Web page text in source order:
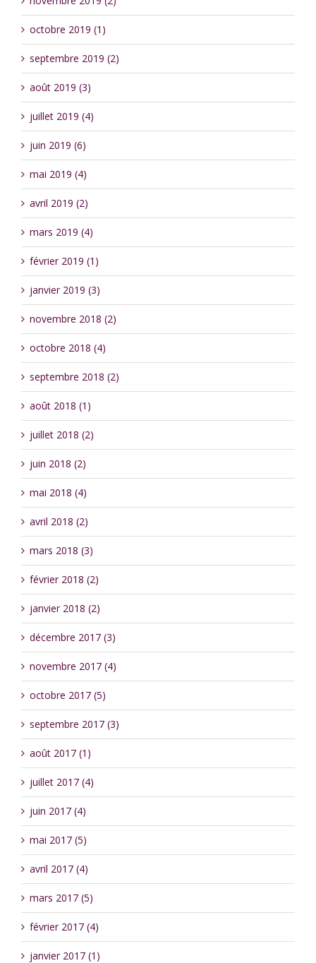
octobre 2019 (1)
septembre 2019 (2)
août 2019 (3)
juillet 2019 (4)
juin 2019 (6)
mai 2019 (4)
avril 2019 (2)
mars 2019 (4)
février 2019 (1)
janvier 2019 (3)
novembre 2018 (2)
octobre 2018 (4)
septembre 2018 (2)
août 2018 (1)
juillet 2018 (2)
juin 2018 (2)
mai 2018 (4)
avril 2018 (2)
mars 2018 (3)
février 2018 (2)
janvier 2018 (2)
décembre 2017 (3)
novembre 2017 (4)
octobre 2017 (5)
septembre 2017 (3)
août 2017 (1)
juillet 2017 (4)
juin 2017 (4)
mai 2017 (5)
avril 2017 (4)
mars 2017 (5)
février 2017 (4)
janvier 2017 (1)